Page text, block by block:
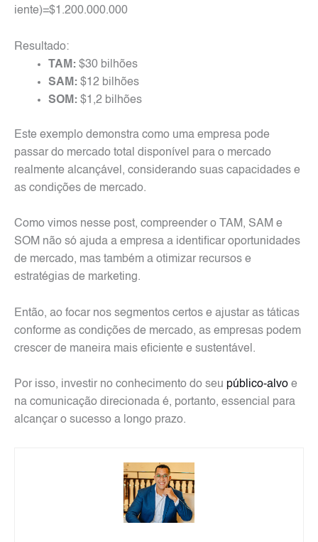
iente)=$1.200.000.000
Resultado:
TAM: $30 bilhões
SAM: $12 bilhões
SOM: $1,2 bilhões
Este exemplo demonstra como uma empresa pode
passar do mercado total disponível para o mercado
realmente alcançável, considerando suas capacidades e
as condições de mercado.
Como vimos nesse post, compreender o TAM, SAM e
SOM não só ajuda a empresa a identificar oportunidades
de mercado, mas também a otimizar recursos e
estratégias de marketing.
Então, ao focar nos segmentos certos e ajustar as táticas
conforme as condições de mercado, as empresas podem
crescer de maneira mais eficiente e sustentável.
Por isso, investir no conhecimento do seu público-alvo e
na comunicação direcionada é, portanto, essencial para
alcançar o sucesso a longo prazo.